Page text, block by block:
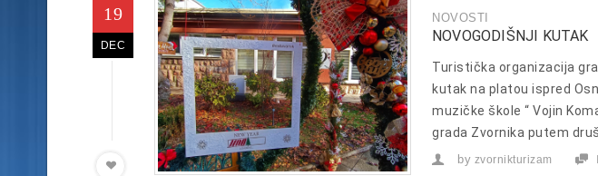
19
DEC
NOVOSTI
NOVOGODIŠNJI KUTAK
Turistička organizacija
kutak na platou ispred
muzičke škole “ Vojin
grada Zvornika putem
by zvornikturizam